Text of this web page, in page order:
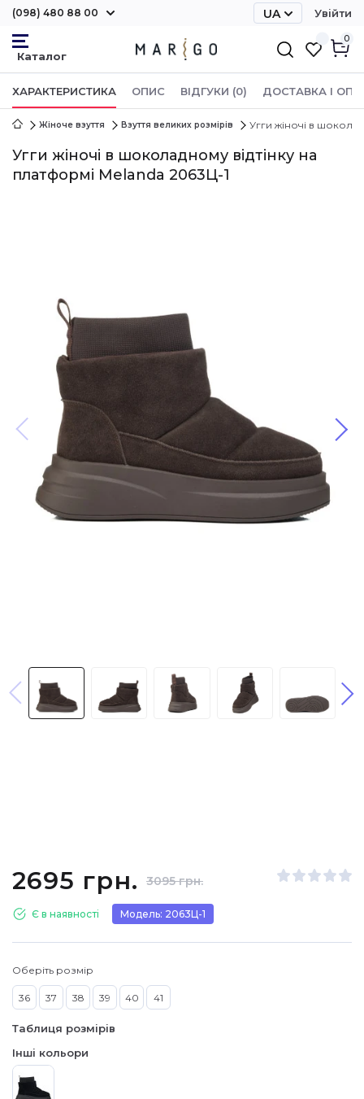
(098) 480 88 00
UA
Увійти
0
ХАРАКТЕРИСТИКА ОПИС ВІДГУКИ (0) ДОСТАВКА І
Жіноче взуття Взуття великих розмірів Угги жіночі в
Угги жіночі в шоколадному відтінку на
платформі Melanda 2063Ц-1
2695 грн. 3095 грн.
Є в наявності Модель: 2063Ц-1
Оберіть розмір
36 37 38 39 40 41
Таблиця розмірів
Інші кольори